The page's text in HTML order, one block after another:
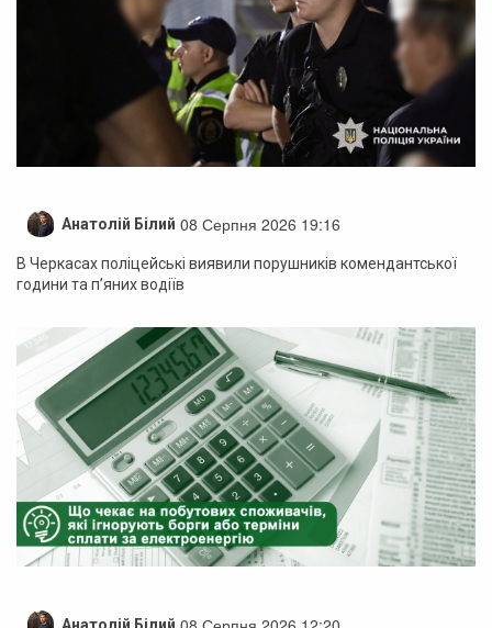
Анатолій Білий 08 Серпня 2026 19:16
В Черкасах поліцейські виявили порушників комендантської
години та п’яних водіїв